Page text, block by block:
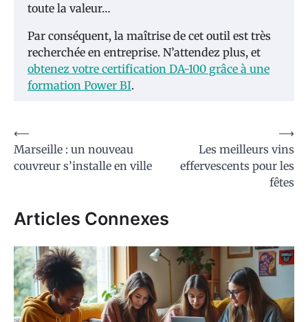
toute la valeur…
Par conséquent, la maîtrise de cet outil est très
recherchée en entreprise. N’attendez plus, et
obtenez votre certification DA-100 grâce à une
formation Power BI.
Navigation
de
l’article
⟵
Marseille : un nouveau
couvreur s’installe en ville
Les meilleurs vins
effervescents pour les
fêtes
⟶
Articles Connexes